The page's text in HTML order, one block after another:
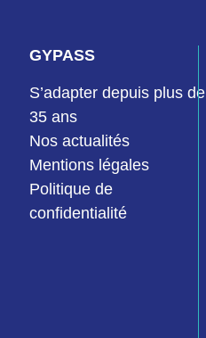
GYPASS
S’adapter depuis plus de
35 ans
Nos actualités
Mentions légales
Politique de
confidentialité